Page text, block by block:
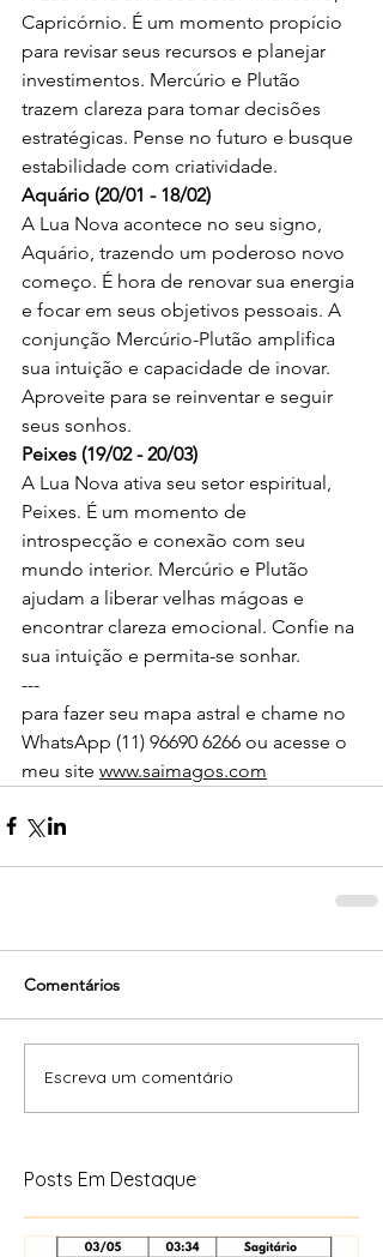
Capricórnio. É um momento propício
para revisar seus recursos e planejar
investimentos. Mercúrio e Plutão
trazem clareza para tomar decisões
estratégicas. Pense no futuro e busque
estabilidade com criatividade.
Aquário (20/01 - 18/02)
A Lua Nova acontece no seu signo,
Aquário, trazendo um poderoso novo
começo. É hora de renovar sua energia
e focar em seus objetivos pessoais. A
conjunção Mercúrio-Plutão amplifica
sua intuição e capacidade de inovar.
Aproveite para se reinventar e seguir
seus sonhos.
Peixes (19/02 - 20/03)
A Lua Nova ativa seu setor espiritual,
Peixes. É um momento de
introspecção e conexão com seu
mundo interior. Mercúrio e Plutão
ajudam a liberar velhas mágoas e
encontrar clareza emocional. Confie na
sua intuição e permita-se sonhar.
---
para fazer seu mapa astral e chame no
WhatsApp (11) 96690 6266 ou acesse o
meu site www.saimagos.com
Comentários
Escreva um comentário
Posts Em Destaque